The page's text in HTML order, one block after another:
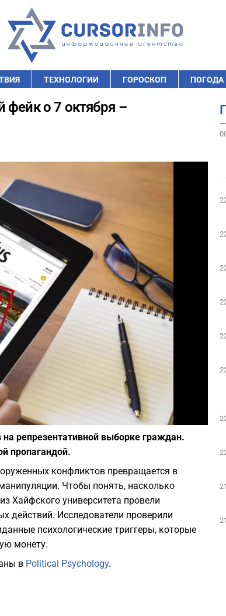
ТЕХНОЛОГИИ ГОРОСКОП ПОГОДА
фейк о 7 октября –
Фото: Depositphotos
репрезентативной выборке граждан.
пропагандой.
конфликтов превращается в
Чтобы понять, насколько
Хайфского университета провели
действий. Исследователи проверили
психологические триггеры, которые
монету.
в Political Psychology.